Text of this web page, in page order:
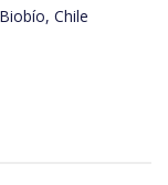
Chile